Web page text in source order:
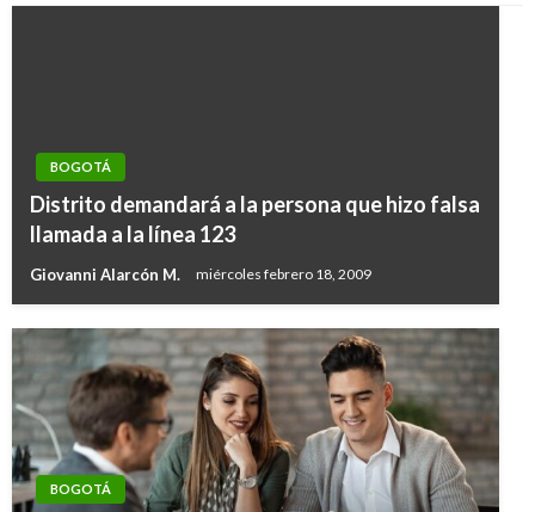
BOGOTÁ
Distrito demandará a la persona que hizo falsa
llamada a la línea 123
Giovanni Alarcón M. miércoles febrero 18, 2009
BOGOTÁ